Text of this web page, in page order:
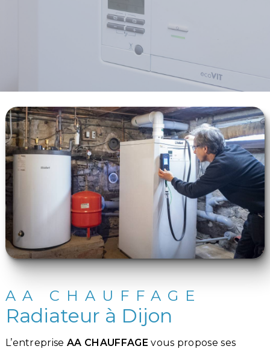
AA CHAUFFAGE
Radiateur à Dijon
L’entrepriseAA CHAUFFAGE vous propose ses